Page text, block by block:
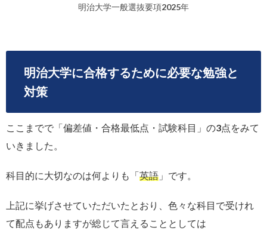
明治大学一般選抜要項2025年
明治大学に合格するために必要な勉強と
対策
ここまでで「偏差値・合格最低点・試験科目」の3点をみて
いきました。
科目的に大切なのは何よりも「英語 」です。
上記に挙げさせていただいたとおり、色々な科目で受けれ
て配点もありますが総じて言えることとしては